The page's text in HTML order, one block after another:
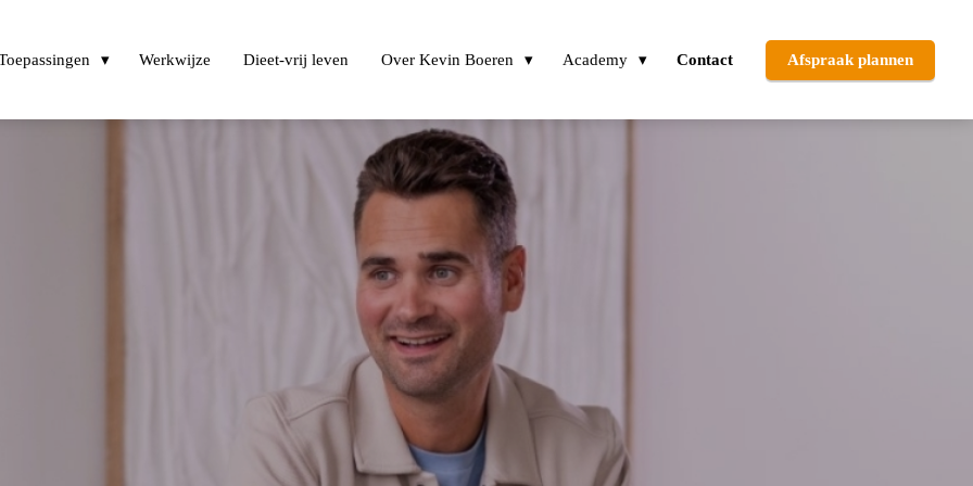
Werkwijze Dieet-vrij leven Over Kevin Boeren Academy Contact Afspraak plannen